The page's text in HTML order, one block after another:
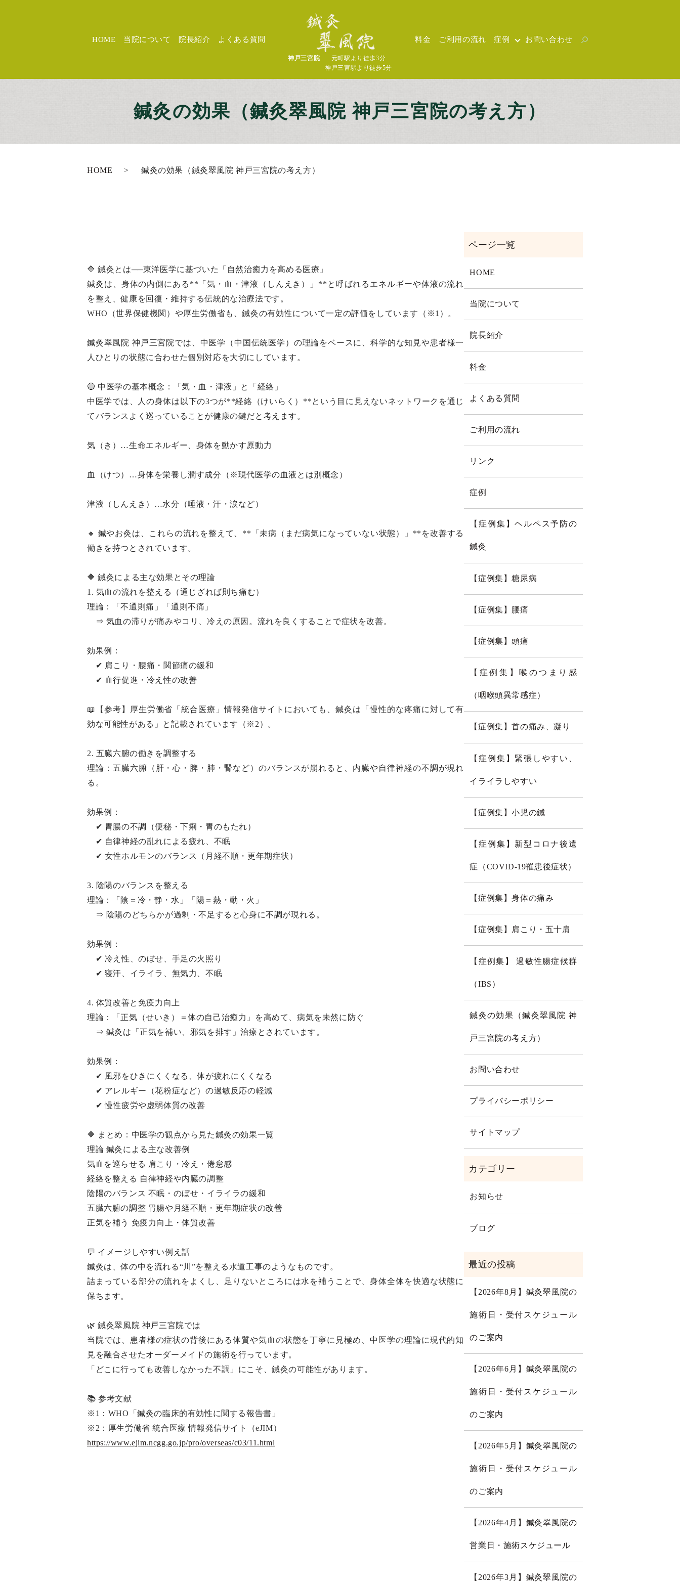
神戸三宮院
元町駅より徒歩3分
神戸三宮駅より徒歩5分
HOME 当院について 院長紹介 よくある質問 料金 ご利用の流れ 症例 お問い合わせ
鍼灸の効果（鍼灸翠風院 神戸三宮院の考え方）
HOME 鍼灸の効果（鍼灸翠風院 神戸三宮院の考え方）
🔷 鍼灸とは──東洋医学に基づいた「自然治癒力を高める医療」
鍼灸は、身体の内側にある**「気・血・津液（しんえき）」**と呼ばれるエネルギーや体液の流れ
を整え、健康を回復・維持する伝統的な治療法です。
WHO（世界保健機関）や厚生労働省も、鍼灸の有効性について一定の評価をしています（※1）。
鍼灸翠風院 神戸三宮院では、中医学（中国伝統医学）の理論をベースに、科学的な知見や患者様一
人ひとりの状態に合わせた個別対応を大切にしています。
🔵 中医学の基本概念：「気・血・津液」と「経絡」
中医学では、人の身体は以下の3つが**経絡（けいらく）**という目に見えないネットワークを通じ
てバランスよく巡っていることが健康の鍵だと考えます。
気（き）…生命エネルギー、身体を動かす原動力
血（けつ）…身体を栄養し潤す成分（※現代医学の血液とは別概念）
津液（しんえき）…水分（唾液・汗・涙など）
🔸 鍼やお灸は、これらの流れを整えて、**「未病（まだ病気になっていない状態）」**を改善する
働きを持つとされています。
🔶 鍼灸による主な効果とその理論
1. 気血の流れを整える（通じざれば則ち痛む）
理論：「不通則痛」「通則不痛」
⇒ 気血の滞りが痛みやコリ、冷えの原因。流れを良くすることで症状を改善。
効果例：
✔ 肩こり・腰痛・関節痛の緩和
✔ 血行促進・冷え性の改善
📖【参考】厚生労働省「統合医療」情報発信サイトにおいても、鍼灸は「慢性的な疼痛に対して有
効な可能性がある」と記載されています（※2）。
2. 五臓六腑の働きを調整する
理論：五臓六腑（肝・心・脾・肺・腎など）のバランスが崩れると、内臓や自律神経の不調が現れ
る。
効果例：
✔ 胃腸の不調（便秘・下痢・胃のもたれ）
✔ 自律神経の乱れによる疲れ、不眠
✔ 女性ホルモンのバランス（月経不順・更年期症状）
3. 陰陽のバランスを整える
理論：「陰＝冷・静・水」「陽＝熱・動・火」
⇒ 陰陽のどちらかが過剰・不足すると心身に不調が現れる。
効果例：
✔ 冷え性、のぼせ、手足の火照り
✔ 寝汗、イライラ、無気力、不眠
4. 体質改善と免疫力向上
理論：「正気（せいき）＝体の自己治癒力」を高めて、病気を未然に防ぐ
⇒ 鍼灸は「正気を補い、邪気を排す」治療とされています。
効果例：
✔ 風邪をひきにくくなる、体が疲れにくくなる
✔ アレルギー（花粉症など）の過敏反応の軽減
✔ 慢性疲労や虚弱体質の改善
🔶 まとめ：中医学の観点から見た鍼灸の効果一覧
理論 鍼灸による主な改善例
気血を巡らせる 肩こり・冷え・倦怠感
経絡を整える 自律神経や内臓の調整
陰陽のバランス 不眠・のぼせ・イライラの緩和
五臓六腑の調整 胃腸や月経不順・更年期症状の改善
正気を補う 免疫力向上・体質改善
💬 イメージしやすい例え話
鍼灸は、体の中を流れる“川”を整える水道工事のようなものです。
詰まっている部分の流れをよくし、足りないところには水を補うことで、身体全体を快適な状態に
保ちます。
🌿 鍼灸翠風院 神戸三宮院では
当院では、患者様の症状の背後にある体質や気血の状態を丁寧に見極め、中医学の理論に現代的知
見を融合させたオーダーメイドの施術を行っています。
「どこに行っても改善しなかった不調」にこそ、鍼灸の可能性があります。
📚 参考文献
※1：WHO「鍼灸の臨床的有効性に関する報告書」
※2：厚生労働省 統合医療 情報発信サイト（eJIM）
https://www.ejim.ncgg.go.jp/pro/overseas/c03/11.html
HOME
当院について
院長紹介
料金
よくある質問
ご利用の流れ
リンク
症例
【症例集】ヘルペス予防の
鍼灸
【症例集】糖尿病
【症例集】腰痛
【症例集】頭痛
【症例集】喉のつまり感
（咽喉頭異常感症）
【症例集】首の痛み、凝り
【症例集】緊張しやすい、
イライラしやすい
【症例集】小児の鍼
【症例集】新型コロナ後遺
症（COVID-19罹患後症状）
【症例集】身体の痛み
【症例集】肩こり・五十肩
【症例集】 過敏性腸症候群
（IBS）
鍼灸の効果（鍼灸翠風院 神
戸三宮院の考え方）
お問い合わせ
プライバシーポリシー
サイトマップ
お知らせ
ブログ
【2026年8月】鍼灸翠風院の
施術日・受付スケジュール
のご案内
【2026年6月】鍼灸翠風院の
施術日・受付スケジュール
のご案内
【2026年5月】鍼灸翠風院の
施術日・受付スケジュール
のご案内
【2026年4月】鍼灸翠風院の
営業日・施術スケジュール
【2026年3月】鍼灸翠風院の